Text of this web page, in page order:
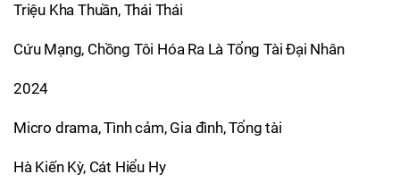
Triệu Kha Thuần, Thái Thái
Cứu Mạng, Chồng Tôi Hóa Ra Là Tổng Tài Đại Nhân
2024
Micro drama, Tình cảm, Gia đình, Tổng tài
Hà Kiến Kỳ, Cát Hiểu Hy